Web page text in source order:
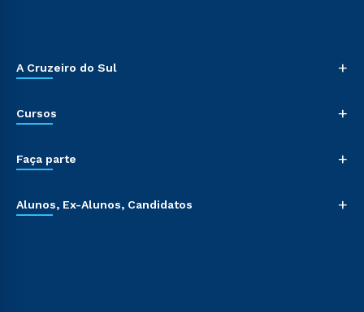
A Cruzeiro do Sul +
Cursos +
Faça parte +
Alunos, Ex-Alunos, Candidatos +